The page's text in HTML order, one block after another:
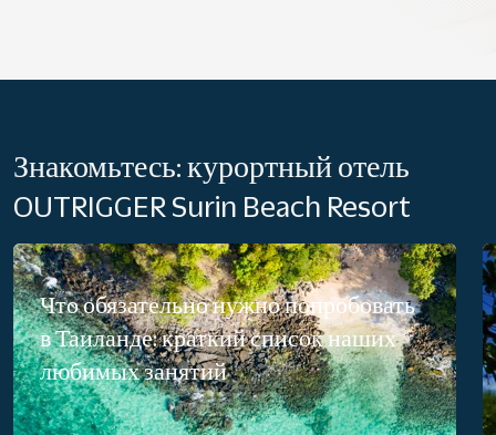
Знакомьтесь: курортный отель
OUTRIGGER Surin Beach Resort
Что обязательно нужно попробовать
в Таиланде: краткий список наших
любимых занятий